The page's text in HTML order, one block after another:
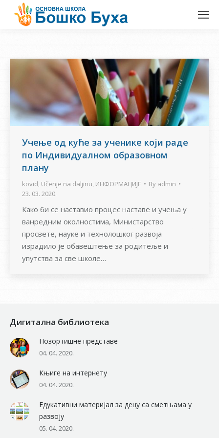
Учење од куће за ученике који раде
по Индивидуалном образовном
плану
kovid, Učenje na daljinu, ИНФОРМАЦИЈЕ By admin
23. 03. 2020.
Како би се наставио процес наставе и учења у
ванредним околностима, Министарство
просвете, науке и технолошког развоја
израдило је обавештење за родитеље и
упутства за све школе…
Дигитална библиотека
Позортишне представе
04. 04. 2020.
Књиге на интернету
04. 04. 2020.
Едукативни материјал за децу са сметњама у
развоју
05. 04. 2020.